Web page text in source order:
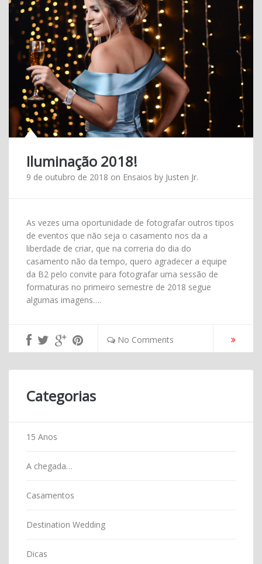
Iluminação 2018!
9 de outubro de 2018 on Ensaios by Justen Jr.
As vezes uma oportunidade de fotografar outros tipos
de eventos que não seja o casamento nos da a
liberdade de criar, que na correria do dia do
casamento não da tempo, quero agradecer a equipe
da B2 pelo convite para fotografar uma sessão de
formaturas no primeiro semestre de 2018 segue
algumas imagens….
No Comments
Categorias
15 Anos
A chegada…
Casamentos
Destination Wedding
Dicas